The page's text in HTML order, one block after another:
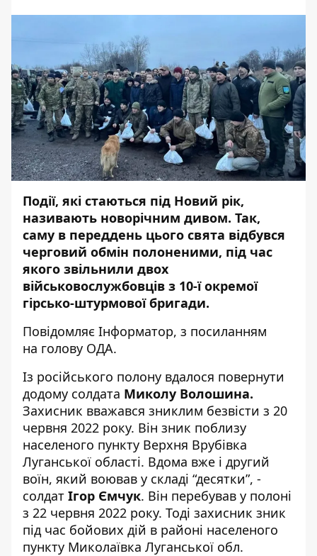
Події, які стаються під Новий рік,
називають новорічним дивом. Так,
саму в переддень цього свята відбувся
черговий обмін полоненими, під час
якого звільнили двох
військовослужбовців з 10-ї окремої
гірсько-штурмової бригади.
Повідомляє Інформатор, з посиланням
на голову ОДА.
Із російського полону вдалося повернути
додому солдата Миколу Волошина.
Захисник вважався зниклим безвісти з 20
червня 2022 року. Він зник поблизу
населеного пункту Верхня Врубівка
Луганської області. Вдома вже і другий
воїн, який воював у складі “десятки”, -
солдат Ігор Ємчук. Він перебував у полоні
з 22 червня 2022 року. Тоді захисник зник
під час бойових дій в районі населеного
пункту Миколаївка Луганської обл.